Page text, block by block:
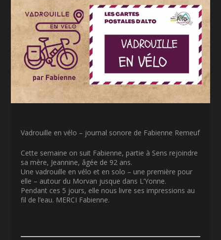
Vadrouille en vélo – journal sonore de Fabienne Remeuf
Cette semaine on suit Fabienne, partie à Sens rejoindre
sa mère, Jeannine, âgée de 92 ans.
Une vadrouille en vélo et en solo – une première pour
elle – autour du Morvan jusque dans L’Yonne.
Pendant ces 5 jours, elle nous livre ses impressions au
fil de l’eau. MERCI Fabienne.